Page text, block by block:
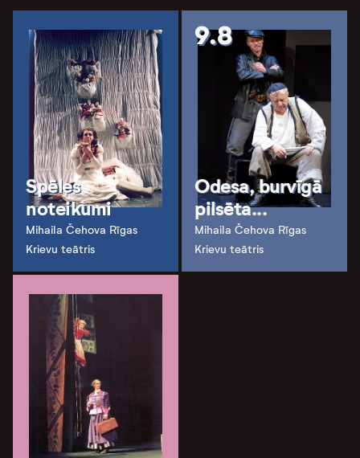
Spēles
noteikumi
Mihaila Čehova Rīgas
Krievu teātris
9.8
Odesa, burvīgā
pilsēta...
Mihaila Čehova Rīgas
Krievu teātris